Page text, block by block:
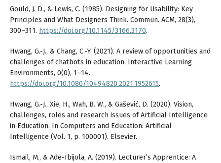
Gould, J. D., & Lewis, C. (1985). Designing for Usability: Key
Principles and What Designers Think. Commun. ACM, 28(3),
300–311. https://doi.org/10.1145/3166.3170.
Hwang, G.-J., & Chang, C.-Y. (2021). A review of opportunities and
challenges of chatbots in education. Interactive Learning
Environments, 0(0), 1–14.
https://doi.org/10.1080/10494820.2021.1952615.
Hwang, G.-J., Xie, H., Wah, B. W., & Gašević, D. (2020). Vision,
challenges, roles and research issues of Artificial Intelligence
in Education. In Computers and Education: Artificial
Intelligence (Vol. 1, p. 100001). Elsevier.
Ismail, M., & Ade-Ibijola, A. (2019). Lecturer’s Apprentice: A